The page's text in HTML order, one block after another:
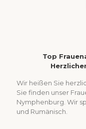
Top
Wir heißen Sie
Sie finden unser
Nymphenburg. Wir
und Rumänisch.